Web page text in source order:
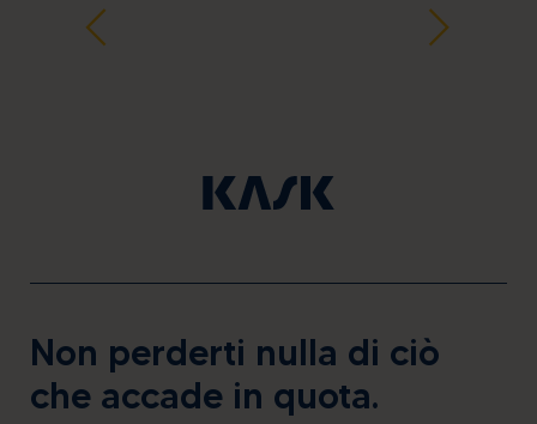
Non perderti nulla di ciò
che accade in quota.